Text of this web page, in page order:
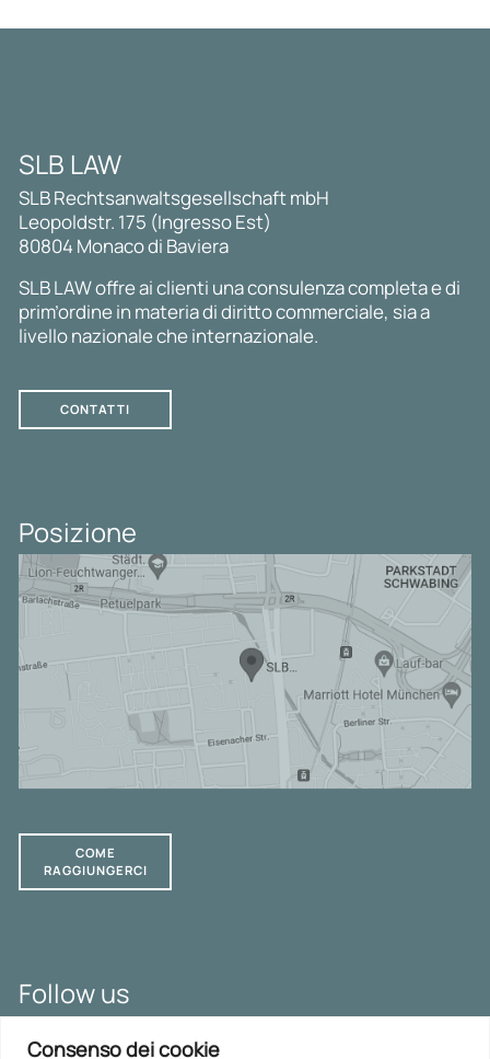
Consenso dei cookie
SLB LAW
SLB Rechtsanwaltsgesellschaft mbH
Leopoldstr. 175 (Ingresso Est)
80804 Monaco di Baviera
SLB LAW offre ai clienti una consulenza completa e di
prim’ordine in materia di diritto commerciale, sia a
livello nazionale che internazionale.
CONTATTI
Posizione
COME
RAGGIUNGERCI
Follow us
LinkedIn